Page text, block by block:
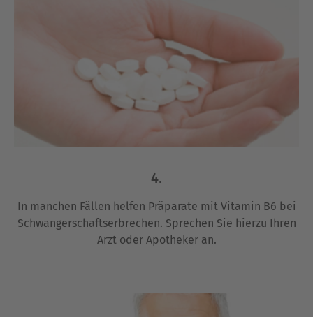
4.
In manchen Fällen helfen Präparate mit Vitamin B6 bei
Schwangerschaftserbrechen. Sprechen Sie hierzu Ihren
Arzt oder Apotheker an.